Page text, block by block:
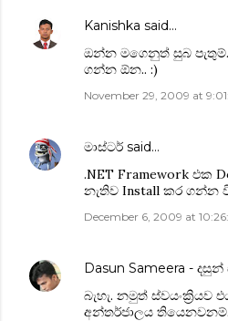
Kanishka said…
ඔන්න මගෙනුත් සුබ
ගන්න ඕන.. :)
November 29, 2009 at
මාස්ටර් said…
.NET Framework එක
නැතිව Install ක‍ර ගන්න
December 6, 2009 at
Dasun Sameera - දසුන්
බැහැ. නමුත් ස්වයංක්‍රියව
අන්තර්ජාලය තියෙනවනම්.